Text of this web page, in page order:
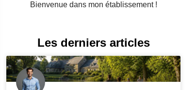
Bienvenue dans mon établissement !
Les derniers articles